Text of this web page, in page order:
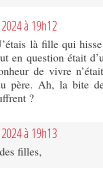
à 19h12
là fille qui
en question était
de vivre
père. Ah, la bite
?
à 19h13
filles,